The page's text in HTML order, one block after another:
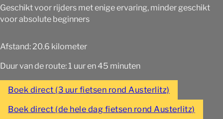
Geschikt voor rijders met enige ervaring, minder geschikt
voor absolute beginners
Afstand: 20.6 kilometer
Duur van de route: 1 uur en 45 minuten
Boek direct (3 uur fietsen rond Austerlitz)
Boek direct (de hele dag fietsen rond Austerlitz)